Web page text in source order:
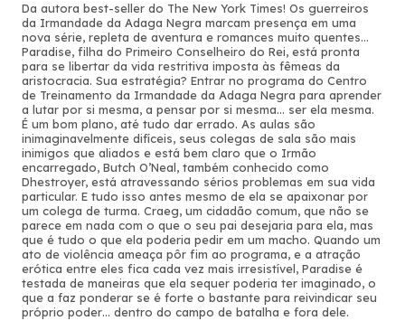
Da autora best-seller do The New York Times! Os guerreiros
da Irmandade da Adaga Negra marcam presença em uma
nova série, repleta de aventura e romances muito quentes...
Paradise, filha do Primeiro Conselheiro do Rei, está pronta
para se libertar da vida restritiva imposta às fêmeas da
aristocracia. Sua estratégia? Entrar no programa do Centro
de Treinamento da Irmandade da Adaga Negra para aprender
a lutar por si mesma, a pensar por si mesma... ser ela mesma.
É um bom plano, até tudo dar errado. As aulas são
inimaginavelmente difíceis, seus colegas de sala são mais
inimigos que aliados e está bem claro que o Irmão
encarregado, Butch O’Neal, também conhecido como
Dhestroyer, está atravessando sérios problemas em sua vida
particular. E tudo isso antes mesmo de ela se apaixonar por
um colega de turma. Craeg, um cidadão comum, que não se
parece em nada com o que o seu pai desejaria para ela, mas
que é tudo o que ela poderia pedir em um macho. Quando um
ato de violência ameaça pôr fim ao programa, e a atração
erótica entre eles fica cada vez mais irresistível, Paradise é
testada de maneiras que ela sequer poderia ter imaginado, o
que a faz ponderar se é forte o bastante para reivindicar seu
próprio poder… dentro do campo de batalha e fora dele.